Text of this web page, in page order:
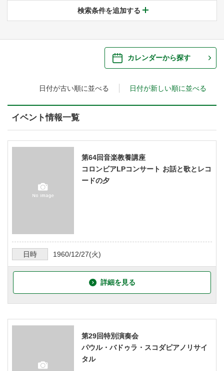
・ 館内サービス・アクセシビリティ
・ よくある質問
・ 施設を借りる
・ 空き状況
音楽堂について
・ 音楽堂のご案内
・ 建築見学ツアー
神奈川県立音楽堂
SNS
検索条件を追加する
カレンダーから探す
日付が古い順に並べる 日付が新しい順に並べる
イベント情報一覧
第64回音楽教養講座
コロンビアLPコンサート お話と歌とレコ
ードの夕
日時 1960/12/27(火)
詳細を見る
第29回特別演奏会
パウル・バドゥラ・スコダピアノリサイ
タル